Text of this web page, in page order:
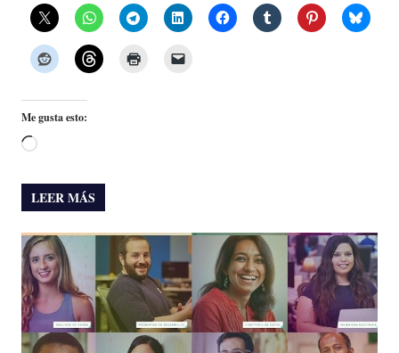
Me gusta esto:
Cargando...
LEER MÁS